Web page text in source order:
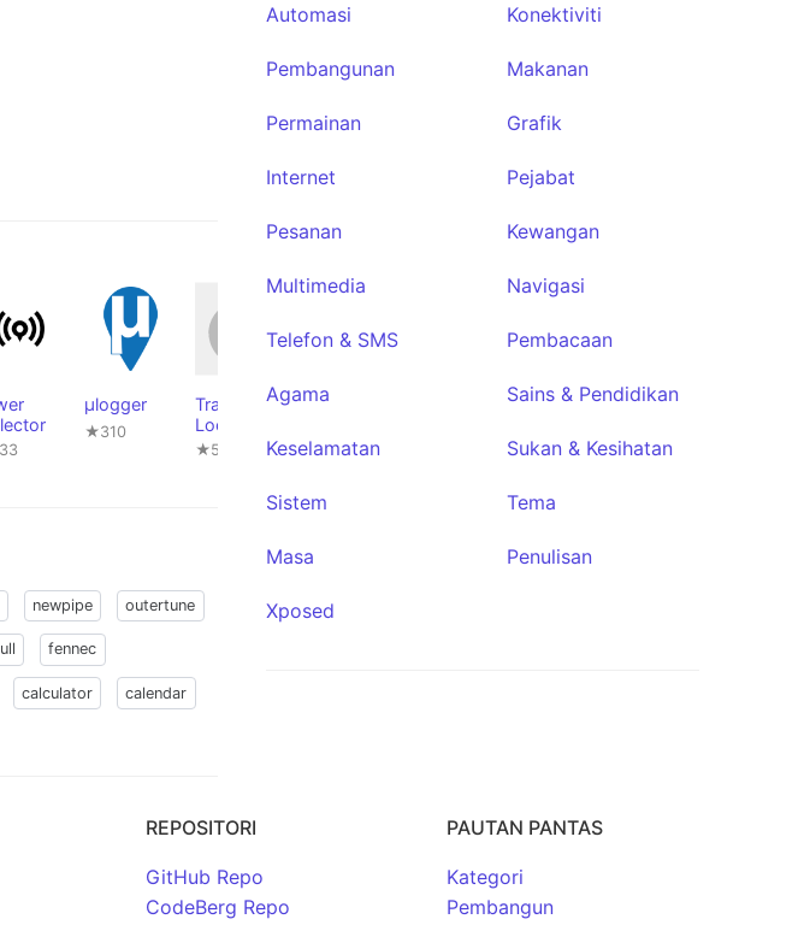
μlogger
★310
Trains
Locations
★5
Colota
newpipe outertune
fennec
calculator calendar
Automasi Konektiviti
Pembangunan Makanan
Permainan Grafik
Internet Pejabat
Pesanan Kewangan
Multimedia Navigasi
Telefon & SMS Pembacaan
Agama Sains & Pendidikan
Keselamatan Sukan & Kesihatan
Sistem Tema
Masa Penulisan
Xposed
REPOSITORI
GitHub Repo
CodeBerg Repo
PAUTAN PANTAS
Kategori
Pembangun